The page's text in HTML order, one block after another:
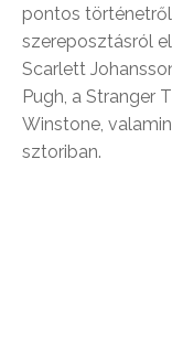
pontos
szereposztásról
Scarlett
Pugh, a Stranger
Winstone,
sztoriban.